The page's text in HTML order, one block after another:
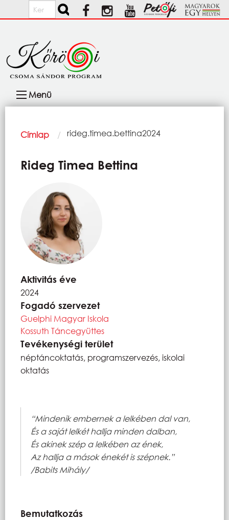
Ugrás a tartalomra
Keresés
navigáció
Menü
Morzsa
Címlap Current:
rideg.timea.bettina2024
Rideg Timea Bettina
Aktivitás éve
2024
Fogadó szervezet
Guelphi Magyar Iskola
Kossuth Táncegyüttes
Tevékenységi terület
néptáncoktatás, programszervezés, iskolai
oktatás
“Mindenik embernek a lelkében dal van,
És a saját lelkét hallja minden dalban,
És akinek szép a lelkében az ének,
Az hallja a mások énekét is szépnek.”
/Babits Mihály/
Bemutatkozás